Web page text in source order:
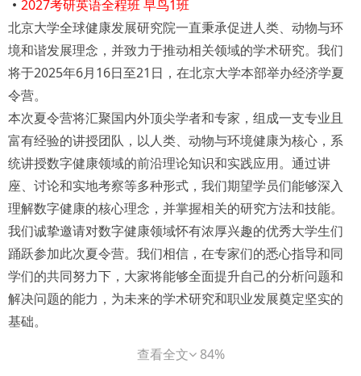
2027考研英语全程班 早鸟1班
北京大学全球健康发展研究院一直秉承促进人类、动物与环
境和谐发展理念，并致力于推动相关领域的学术研究。我们
将于2025年6月16日至21日，在北京大学本部举办经济学夏
令营。
本次夏令营将汇聚国内外顶尖学者和专家，组成一支专业且
富有经验的讲授团队，以人类、动物与环境健康为核心，系
统讲授数字健康领域的前沿理论知识和实践应用。通过讲
座、讨论和实地考察等多种形式，我们期望学员们能够深入
理解数字健康的核心理念，并掌握相关的研究方法和技能。
我们诚挚邀请对数字健康领域怀有浓厚兴趣的优秀大学生们
踊跃参加此次夏令营。我们相信，在专家们的悉心指导和同
学们的共同努力下，大家将能够全面提升自己的分析问题和
解决问题的能力，为未来的学术研究和职业发展奠定坚实的
基础。
1.全国高校经济学(含北京大学经济学双学位/辅修)、管理
查看全文
84%